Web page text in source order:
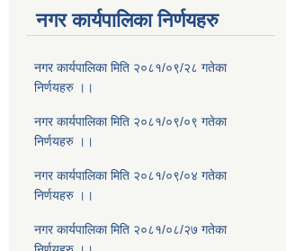
नगर कार्यपालिका निर्णयहरु
नगर कार्यपालिका मिति २०८१/०९/२८ गतेका
निर्णयहरु ।।
नगर कार्यपालिका मिति २०८१/०९/०९ गतेका
निर्णयहरु ।।
नगर कार्यपालिका मिति २०८१/०९/०४ गतेका
निर्णयहरु ।।
नगर कार्यपालिका मिति २०८१/०८/२७ गतेका